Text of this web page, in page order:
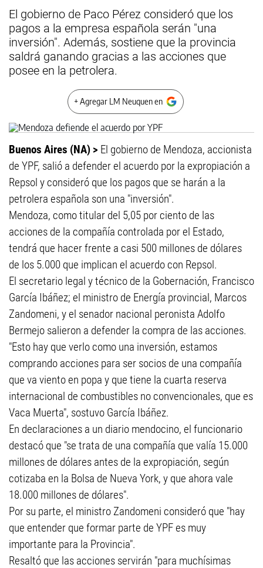
El gobierno de Paco Pérez consideró que los
pagos a la empresa española serán "una
inversión". Además, sostiene que la provincia
saldrá ganando gracias a las acciones que
posee en la petrolera.
+ Agregar LM Neuquen en
Buenos Aires (NA) > El gobierno de Mendoza, accionista
de YPF, salió a defender el acuerdo por la expropiación a
Repsol y consideró que los pagos que se harán a la
petrolera española son una "inversión".
Mendoza, como titular del 5,05 por ciento de las
acciones de la compañía controlada por el Estado,
tendrá que hacer frente a casi 500 millones de dólares
de los 5.000 que implican el acuerdo con Repsol.
El secretario legal y técnico de la Gobernación, Francisco
García Ibáñez; el ministro de Energía provincial, Marcos
Zandomeni, y el senador nacional peronista Adolfo
Bermejo salieron a defender la compra de las acciones.
"Esto hay que verlo como una inversión, estamos
comprando acciones para ser socios de una compañía
que va viento en popa y que tiene la cuarta reserva
internacional de combustibles no convencionales, que es
Vaca Muerta", sostuvo García Ibáñez.
En declaraciones a un diario mendocino, el funcionario
destacó que "se trata de una compañía que valía 15.000
millones de dólares antes de la expropiación, según
cotizaba en la Bolsa de Nueva York, y que ahora vale
18.000 millones de dólares".
Por su parte, el ministro Zandomeni consideró que "hay
que entender que formar parte de YPF es muy
importante para la Provincia".
Resaltó que las acciones servirán "para muchísimas